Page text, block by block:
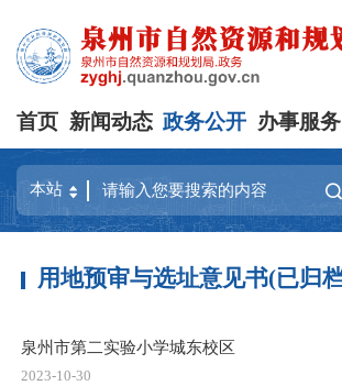
首页 新闻动态 政务公开 办事服务
用地预审与选址意见书(已归
泉州市第二实验小学城东校区
2023-10-30